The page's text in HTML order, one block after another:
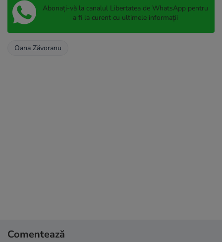
Abonați-vă la canalul Libertatea de WhatsApp pentru
a fi la curent cu ultimele informații
Oana Zăvoranu
Comentează